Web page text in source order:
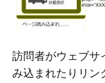
訪問者がウェブサ
み込まれたりリン